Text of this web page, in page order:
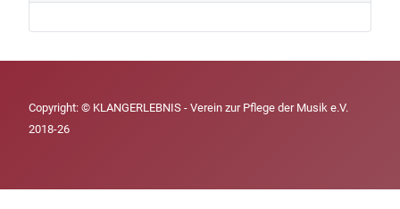
Copyright: © KLANGERLEBNIS - Verein zur Pflege der Musik e.V.
2018-26